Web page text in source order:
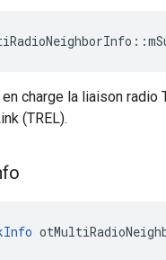
::
charge la liaison radio
(TREL).